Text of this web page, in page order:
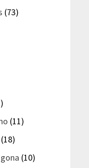
(73)
(11)
(18)
(10)